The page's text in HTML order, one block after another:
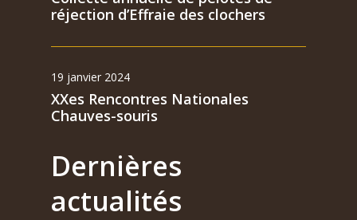
réjection d’Effraie des clochers
19 janvier 2024
XXes Rencontres Nationales
Chauves-souris
Dernières
actualités